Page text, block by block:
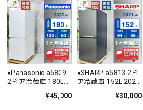
♦️Panasonic a5809
2ドア冷蔵庫 180L
¥45,000
♦️SHARP a5813 2ド
ア冷蔵庫 152L 2021
¥30,000